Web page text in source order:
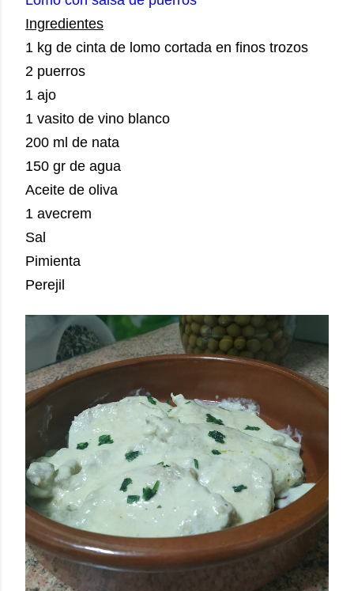
Ingredientes
1 kg de cinta de lomo cortada en finos trozos
2 puerros
1 ajo
1 vasito de vino blanco
200 ml de nata
150 gr de agua
Aceite de oliva
1 avecrem
Sal
Pimienta
Perejil